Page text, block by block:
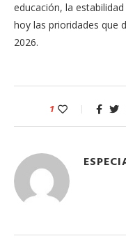
educación, la
hoy las prioridades que
2026.
1